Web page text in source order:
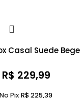
Casal Suede Bege
R$ 229,99
No Pix R$225,39